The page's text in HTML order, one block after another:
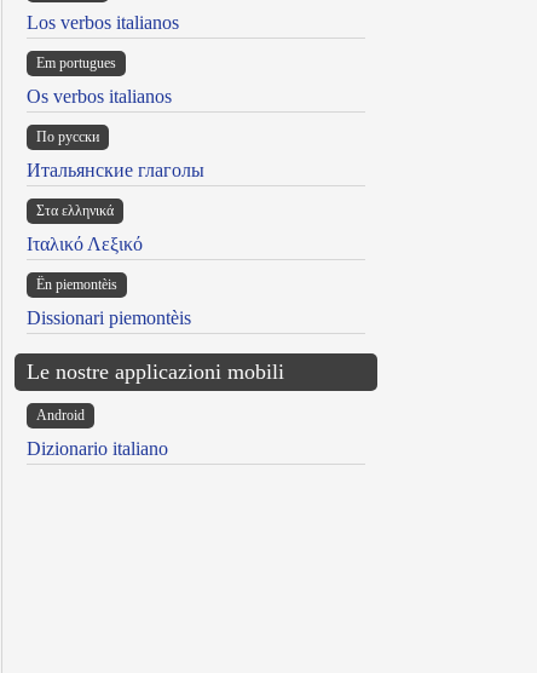
Los verbos italianos
Em portugues
Os verbos italianos
По русски
Итальянские глаголы
Στα ελληνικά
Ιταλικό Λεξικό
Ën piemontèis
Dissionari piemontèis
Le nostre applicazioni mobili
Android
Dizionario italiano